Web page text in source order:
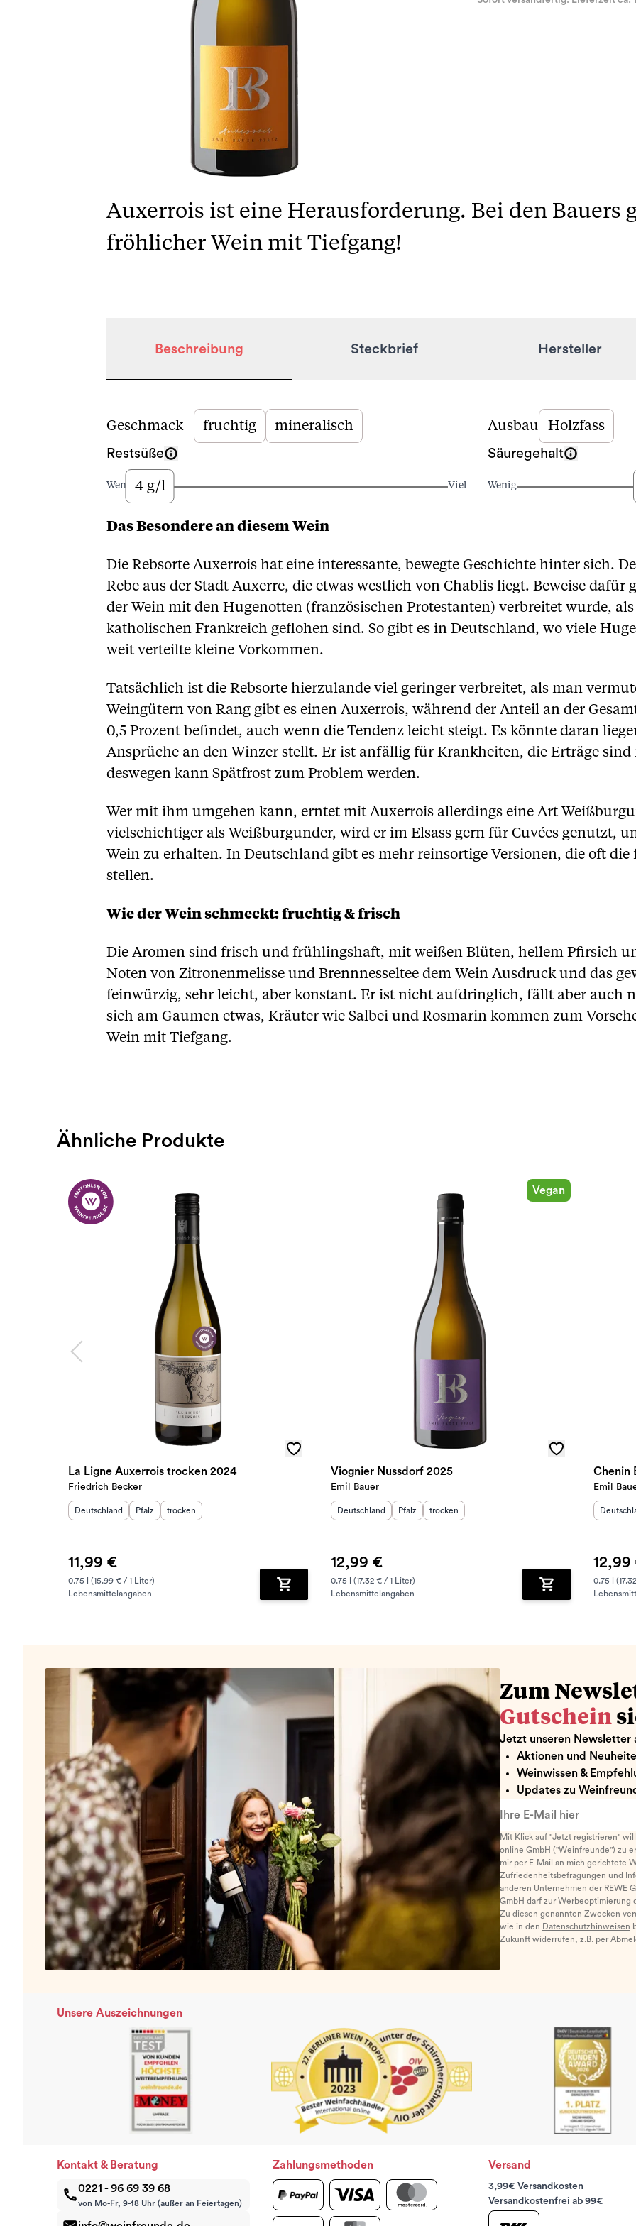
Auxerrois ist eine Herausforderung. Bei den Bauers
fröhlicher Wein mit Tiefgang!
Beschreibung Steckbrief Hersteller
Beschreibung
Geschmack fruchtig mineralisch Ausbau Holzfass
Restsüße
Wenig4 g/l Viel
Säuregehalt
Wenig
Das Besondere an diesem Wein
Die Rebsorte Auxerrois hat eine interessante, bewegte Geschichte hinter sich.
Rebe aus der Stadt Auxerre, die etwas westlich von Chablis liegt. Beweise dafür
der Wein mit den Hugenotten (französischen Protestanten) verbreitet wurde,
katholischen Frankreich geflohen sind. So gibt es in Deutschland, wo viele
weit verteilte kleine Vorkommen.
Tatsächlich ist die Rebsorte hierzulande viel geringer verbreitet, als man
Weingütern von Rang gibt es einen Auxerrois, während der Anteil an der
0,5 Prozent befindet, auch wenn die Tendenz leicht steigt. Es könnte daran
Ansprüche an den Winzer stellt. Er ist anfällig für Krankheiten, die Erträge
deswegen kann Spätfrost zum Problem werden.
Wer mit ihm umgehen kann, erntet mit Auxerrois allerdings eine Art
vielschichtiger als Weißburgunder, wird er im Elsass gern für Cuvées genutzt,
Wein zu erhalten. In Deutschland gibt es mehr reinsortige Versionen, die oft
stellen.
Wie der Wein schmeckt: fruchtig & frisch
Die Aromen sind frisch und frühlingshaft, mit weißen Blüten, hellem Pfirsich
Noten von Zitronenmelisse und Brennnesseltee dem Wein Ausdruck und das
feinwürzig, sehr leicht, aber konstant. Er ist nicht aufdringlich, fällt aber auch
sich am Gaumen etwas, Kräuter wie Salbei und Rosmarin kommen zum
Wein mit Tiefgang.
Ähnliche Produkte
La Ligne Auxerrois trocken 2024
Friedrich Becker
Herkunftsland
Deutschland Herkunftsregion
Pfalz Geschmack
trocken
11,99 €
0.75 l (15.99 € / 1 Liter)
Lebensmittelangaben
Zum Warenkorb hinzufügen
Vegan
Viognier Nussdorf 2025
Emil Bauer
Herkunftsland
Deutschland Herkunftsregion
Pfalz Geschmack
trocken
12,99 €
0.75 l (17.32 € / 1 Liter)
Lebensmittelangaben
Zum Warenkorb
Chenin
Emil
12,99
0.75 l
Zum
Gutschein
Jetzt unseren Newsletter
Aktionen und
Weinwissen &
Updates zu
Mit Klick auf "Jetzt registrieren"
online GmbH ("Weinfreunde") zu
mir per E-Mail an mich gerichtete
Zufriedenheitsbefragungen und
anderen Unternehmen der REWE
GmbH darf zur Werbeoptimierung
Zu diesen genannten Zwecken
wie in den Datenschutzhinweisen
Zukunft widerrufen, z.B. per
Unsere Auszeichnungen
Kontakt & Beratung
0221 - 96 69 39 68
von Mo-Fr, 9-18 Uhr (außer an Feiertagen)
Zahlungsmethoden Versand
3,99€ Versandkosten
Versandkostenfrei ab 99€